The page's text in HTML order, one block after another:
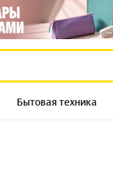
Бытовая техника